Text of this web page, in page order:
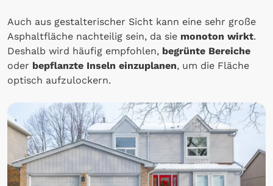
Auch aus gestalterischer Sicht kann eine sehr große
Asphaltfläche nachteilig sein, da sie monoton wirkt.
Deshalb wird häufig empfohlen, begrünte Bereiche
oder bepflanzte Inseln einzuplanen, um die Fläche
optisch aufzulockern.